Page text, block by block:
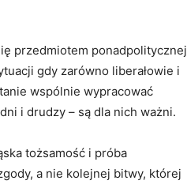
przedmiotem ponadpolitycznej
gdy zarówno liberałowie i
wspólnie wypracować
i drudzy – są dla nich ważni.
tożsamość i próba
a nie kolejnej bitwy, której
Sejmu i Senatu
Tudzierz - 17 października 2023